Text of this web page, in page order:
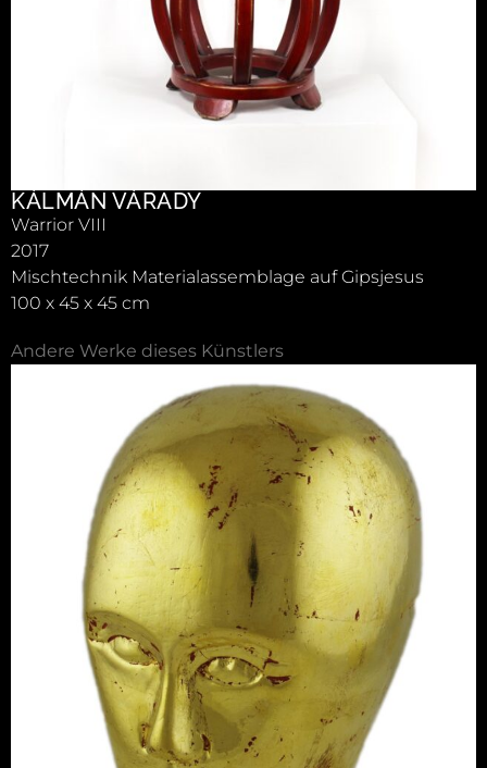
KÁLMÁN VÁRADY
Warrior VIII
2017
Mischtechnik Materialassemblage auf Gipsjesus
100 x 45 x 45 cm
Andere Werke dieses Künstlers